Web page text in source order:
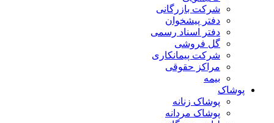
شرکت بازرگانی
دفتر پیشخوان
دفتر اسناد رسمی
گل فروشی
شرکت پیمانکاری
مراکز حقوقی
بیمه
پوشاک
پوشاک زنانه
پوشاک مردانه